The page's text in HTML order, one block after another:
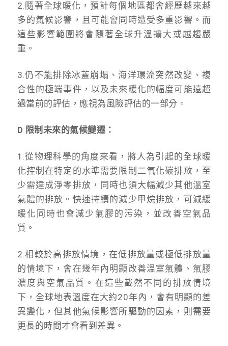
2.隨著全球暖化，預計每個地區都會經歷越來越
多的氣候影響，且可能會同時遭受多重影響。而
這些影響範圍將會隨著全球升溫擴大或越趨嚴
重。
3.仍不能排除冰蓋崩塌、海洋環流突然改變、複
合性的極端事件，以及未來暖化的幅度可能遠超
過當前的評估，應視為風險評估的一部分。
D 限制未來的氣候變遷：
1.從物理科學的角度來看，將人為引起的全球暖
化控制在特定的水準需要限制二氧化碳排放，至
少需達成淨零排放，同時也須大幅減少其他溫室
氣體的排放。快速持續的減少甲烷排放，可減緩
暖化同時也會減少氣膠的污染，並改善空氣品
質。
2.相較於高排放情境，在低排放量或極低排放量
的情境下，會在幾年內明顯改善溫室氣體、氣膠
濃度與空氣品質。在這些截然不同的排放情境
下，全球地表溫度在大約20年內，會有明顯的差
異變化，但其他氣候影響所驅動的因素，則需要
更長的時間才會看到差異。